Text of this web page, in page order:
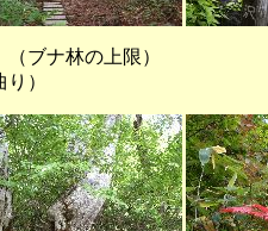
ナ林の上
り）